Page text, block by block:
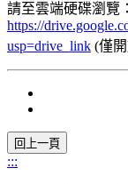
請至雲端硬碟瀏覽：
https://
usp=drive_link (僅
:::